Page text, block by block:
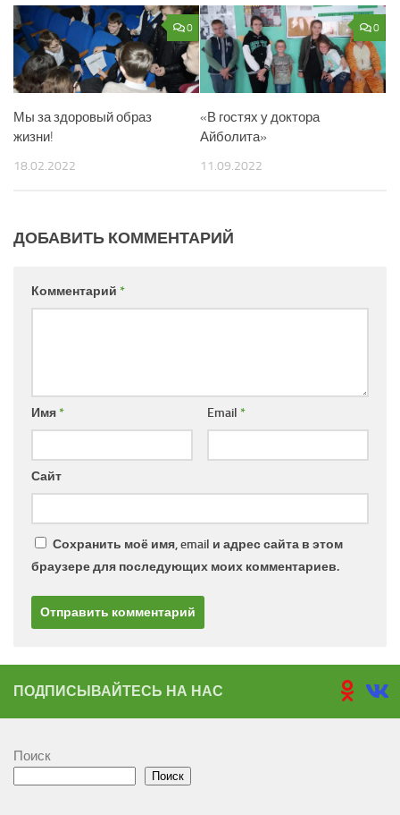
0
Мы за здоровый образ
жизни!
18.02.2022
0
«В гостях у доктора
Айболита»
11.09.2022
ДОБАВИТЬ КОММЕНТАРИЙ
Комментарий *
Имя* Email *
Сайт
Сохранить моё имя, email и адрес сайта в этом
браузере для последующих моих комментариев.
ПОДПИСЫВАЙТЕСЬ НА НАС
Поиск
Поиск